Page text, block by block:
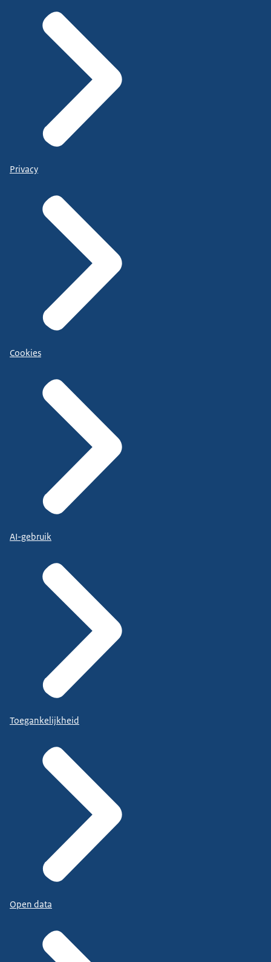
Privacy
Cookies
AI-gebruik
Toegankelijkheid
Open data